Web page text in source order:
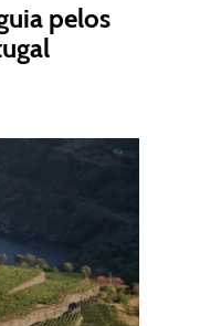
pelos